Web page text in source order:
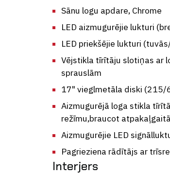
Sānu logu apdare, Chrome
LED aizmugurējie lukturi
LED priekšējie lukturi
Vējstikla tīrītāju slotiņas ar
sprauslām
17" vieglmetāla diski (215/
Aizmugurējā loga stikla
režīmu,braucot atpakaļgaitā
Aizmugurējie LED
Pagrieziena rādītājs ar
Interjers